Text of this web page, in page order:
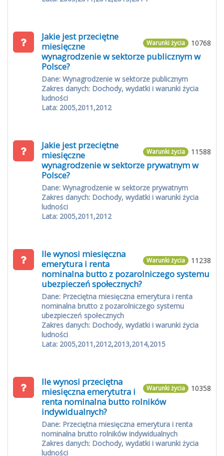
10768
Warunki życia
Jakie jest przeciętne
miesięczne
wynagrodzenie w sektorze publicznym w
Polsce?
Dane: Wynagrodzenie w sektorze publicznym
Zakres danych: Dochody, wydatki i warunki życia
ludności
Lata: 2005,2011,2012
11588
Warunki życia
Jakie jest przeciętne
miesięczne
wynagrodzenie w sektorze prywatnym w
Polsce?
Dane: Wynagrodzenie w sektorze prywatnym
Zakres danych: Dochody, wydatki i warunki życia
ludności
Lata: 2005,2011,2012
11238
Warunki życia
Ile wynosi miesięczna
emerytura i renta
nominalna butto z pozarolniczego systemu
ubezpieczeń społecznych?
Dane: Przeciętna miesięczna emerytura i renta
nominalna brutto z pozarolniczego systemu
ubezpieczeń społecznych
Zakres danych: Dochody, wydatki i warunki życia
ludności
Lata: 2005,2011,2012,2013,2014,2015
10358
Warunki życia
Ile wynosi przeciętna
miesięczna emerytutra i
renta nominalna butto rolników
indywidualnych?
Dane: Przeciętna miesięczna emerytura i renta
nominalna brutto rolników indywidualnych
Zakres danych: Dochody, wydatki i warunki życia
ludności